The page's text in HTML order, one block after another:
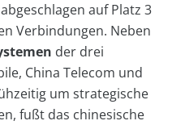
auf Platz 3
Verbindungen. Neben
der drei
China Telecom und
um strategische
fußt das chinesische